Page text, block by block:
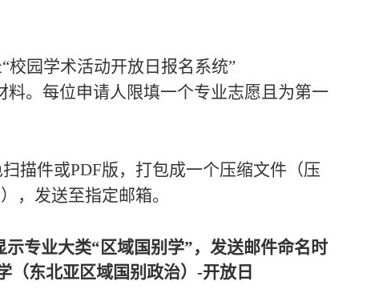
校园学术活动开放日报名系统”
料。每位申请人限填一个专业志愿且为第一
描件或PDF版，打包成一个压缩文件（压
），发送至指定邮箱。
示专业大类“区域国别学”，发送邮件命名时
（东北亚区域国别政治）-开放日